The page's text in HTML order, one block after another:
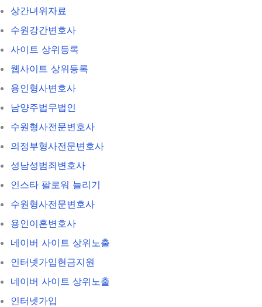
상간녀위자료
수원강간변호사
사이트 상위등록
웹사이트 상위등록
용인형사변호사
남양주법무법인
수원형사전문변호사
의정부형사전문변호사
성남성범죄변호사
인스타 팔로워 늘리기
수원형사전문변호사
용인이혼변호사
네이버 사이트 상위노출
인터넷가입현금지원
네이버 사이트 상위노출
인터넷가입